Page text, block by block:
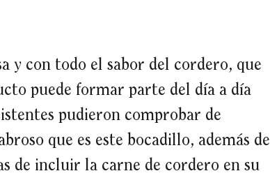
y con todo el sabor del cordero, que
puede formar parte del día a día
pudieron comprobar de
que es este bocadillo, además de
de incluir la carne de cordero en su